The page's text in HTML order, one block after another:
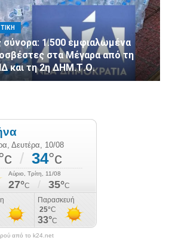
σύνορα: 1.500 εμφιαλωμένα
στα Μέγαρα από τη
και τη 2η ΔΗΜ.Τ.Ο.
από το k24.net